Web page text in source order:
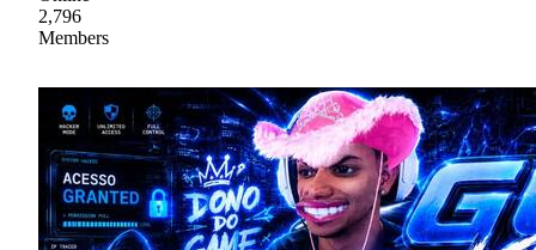
2,796
Members